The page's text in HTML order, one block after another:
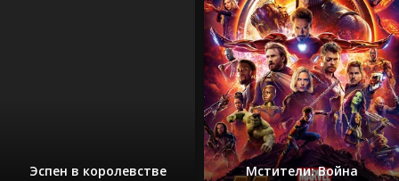
Эспен в королевстве
Мстители: Война